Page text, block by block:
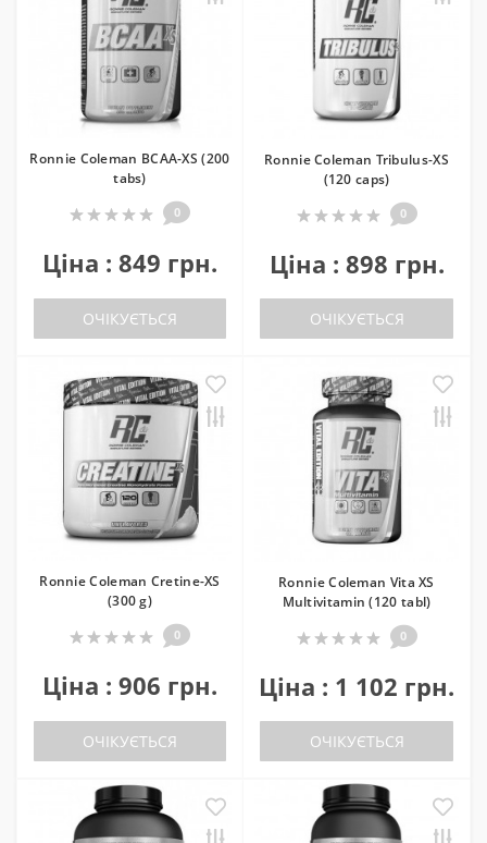
Ronnie Coleman BCAA-XS (200
tabs)
0
Ціна : 849 грн.
ОЧІКУЄТЬСЯ
Ronnie Coleman Tribulus-XS
(120 caps)
0
Ціна : 898 грн.
ОЧІКУЄТЬСЯ
Ronnie Coleman Cretine-XS
(300 g)
0
Ціна : 906 грн.
ОЧІКУЄТЬСЯ
Ronnie Coleman Vita XS
Multivitamin (120 tabl)
0
Ціна : 1 102 грн.
ОЧІКУЄТЬСЯ